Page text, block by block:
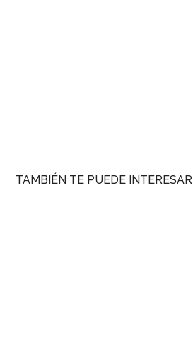
TAMBIÉN TE PUEDE INTERESAR